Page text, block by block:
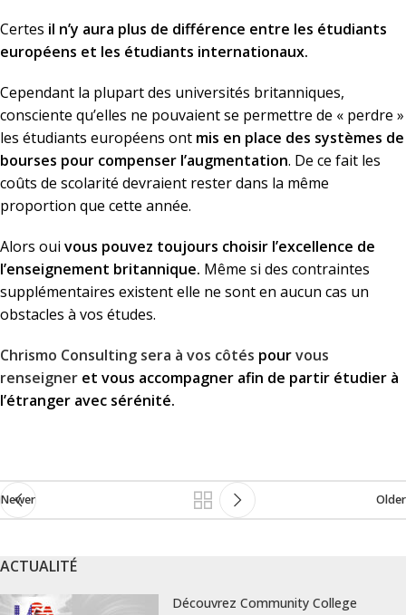
Certes il n’y aura plus de différence entre les étudiants
européens et les étudiants internationaux.
Cependant la plupart des universités britanniques,
consciente qu’elles ne pouvaient se permettre de « perdre »
les étudiants européens ont mis en place des systèmes de
bourses pour compenser l’augmentation. De ce fait les
coûts de scolarité devraient rester dans la même
proportion que cette année.
Alors oui vous pouvez toujours choisir l’excellence de
l’enseignement britannique. Même si des contraintes
supplémentaires existent elle ne sont en aucun cas un
obstacles à vos études.
Chrismo Consulting sera à vos côtés pourvous
renseigner et vous accompagner afin de partir étudier à
l’étranger avec sérénité.
Newer Older
ACTUALITÉ
Découvrez Community College